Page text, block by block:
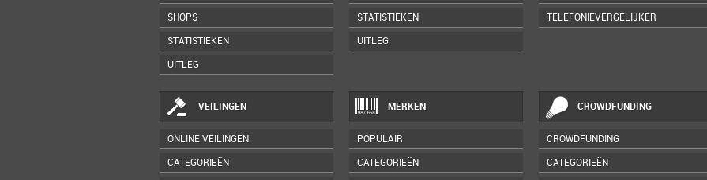
SHOPS
STATISTIEKEN
UITLEG
STATISTIEKEN
UITLEG
TELEFONIEVERGELIJKER
VEILINGEN
ONLINE VEILINGEN
CATEGORIEËN
MERKEN
POPULAIR
CATEGORIEËN
CROWDFUNDING
CROWDFUNDING
CATEGORIEËN